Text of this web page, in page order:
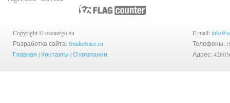
Copyright © ozenergo.su
Разработка сайта: StudioSites.ru
Главная | Контакты |О компании
E-mail:
Телефоны:
Адрес: